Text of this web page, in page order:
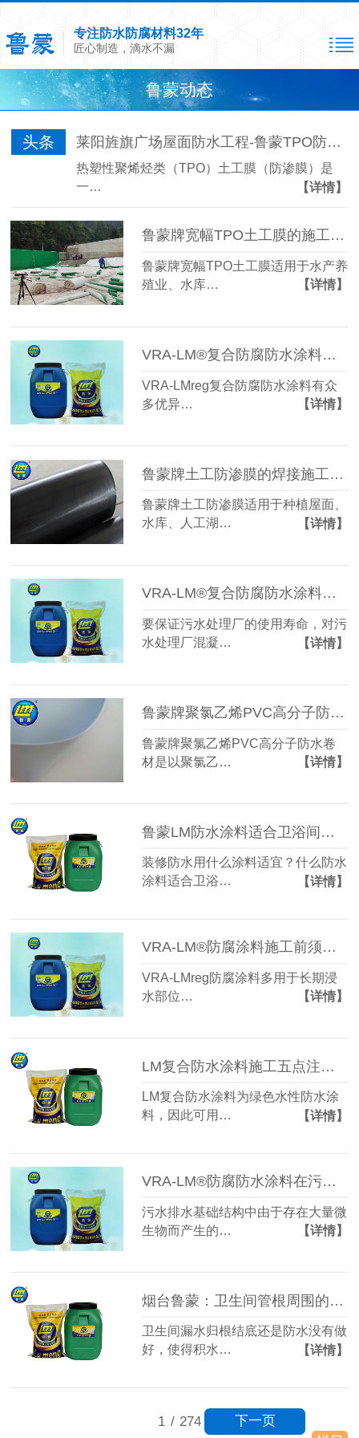
专注防水防腐材料32年
匠心制造，滴水不漏
鲁蒙动态
头条 莱阳旌旗广场屋面防水工程-鲁蒙TPO防水卷材
热塑性聚烯烃类（TPO）土工膜（防渗膜）是
一…
【详情】
鲁蒙牌宽幅TPO土工膜的施工保证措施
鲁蒙牌宽幅TPO土工膜适用于水产养
殖业、水库…
【详情】
VRA-LM®复合防腐防水涂料的优异性能
VRA-LMreg复合防腐防水涂料有众
多优异…
【详情】
鲁蒙牌土工防渗膜的焊接施工工艺
鲁蒙牌土工防渗膜适用于种植屋面、
水库、人工湖…
【详情】
VRA-LM®复合防腐防水涂料是污水处理厂混凝土结构防腐防水好选择
要保证污水处理厂的使用寿命，对污
水处理厂混凝…
【详情】
鲁蒙牌聚氯乙烯PVC高分子防水卷材的性能
鲁蒙牌聚氯乙烯PVC高分子防水卷
材是以聚氯乙…
【详情】
鲁蒙LM防水涂料适合卫浴间防水使用
装修防水用什么涂料适宜？什么防水
涂料适合卫浴…
【详情】
VRA-LM®防腐涂料施工前须处理好基层
VRA-LMreg防腐涂料多用于长期浸
水部位…
【详情】
LM复合防水涂料施工五点注意事项
LM复合防水涂料为绿色水性防水涂
料，因此可用…
【详情】
VRA-LM®防腐防水涂料在污水排水基础结构上的应用
污水排水基础结构中由于存在大量微
生物而产生的…
【详情】
烟台鲁蒙：卫生间管根周围的防水施工
卫生间漏水归根结底还是防水没有做
好，使得积水…
【详情】
1 / 274 下一页